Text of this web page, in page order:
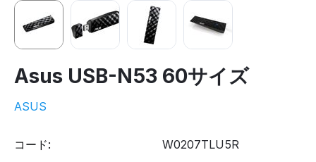
Asus USB-N53 60サイズ
ASUS
コード: W0207TLU5R